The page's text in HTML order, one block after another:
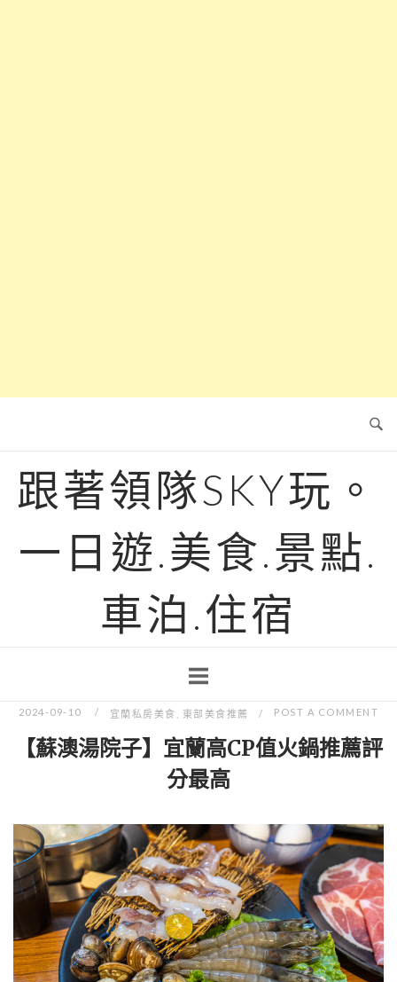
跟著領隊SKY玩。
一日遊.美食.景點.
車泊.住宿
2024-09-10 宜蘭私房美食 東部美食推薦 POST A COMMENT
【蘇澳湯院子】宜蘭高CP值火鍋推薦評
分最高